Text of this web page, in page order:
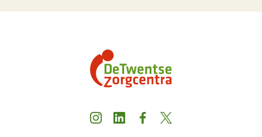
InstagramLinkedInFacebook
X